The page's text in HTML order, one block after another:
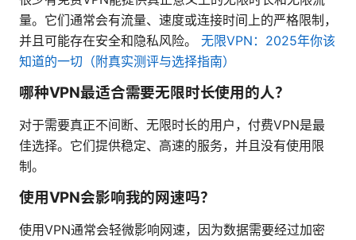
量。它们通常会有流量、速度或连接时间上的严格限制，
并且可能存在安全和隐私风险。 无限VPN：2025年你该
知道的一切（附真实测评与选择指南）
哪种VPN最适合需要无限时长使用的人？
对于需要真正不间断、无限时长的用户，付费VPN是最
佳选择。它们提供稳定、高速的服务，并且没有使用限
制。
使用VPN会影响我的网速吗？
使用VPN通常会轻微影响网速，因为数据需要经过加密